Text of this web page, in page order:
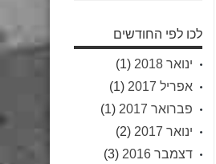
לכו לפי החודשים
ינואר 2018
(1)
אפריל 2017
(1)
פברואר 2017
(1)
ינואר 2017
(2)
דצמבר 2016
(3)